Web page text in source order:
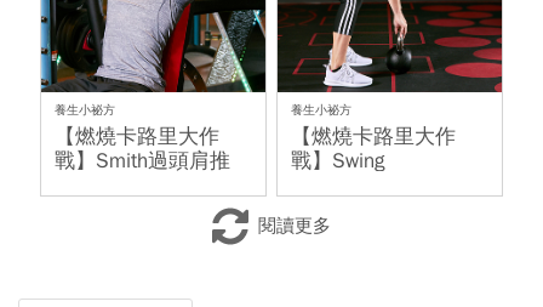
養生小祕方
【燃燒卡路里大作
戰】Smith過頭肩推
養生小祕方
【燃燒卡路里大作
戰】Swing
閱讀更多